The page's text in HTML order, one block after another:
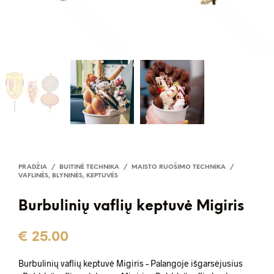
PRADŽIA / BUITINĖ TECHNIKA / MAISTO RUOŠIMO TECHNIKA
/
VAFLINĖS, BLYNINĖS, KEPTUVĖS
Burbulinių vaflių keptuvė Migiris
€ 25.00
Burbulinių vaflių keptuvė Migiris – Palangoje išgarsėjusius